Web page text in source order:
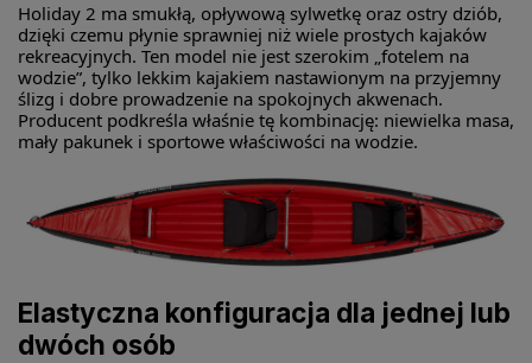
Holiday 2 ma smukłą, opływową sylwetkę oraz ostry dziób,
dzięki czemu płynie sprawniej niż wiele prostych kajaków
rekreacyjnych. Ten model nie jest szerokim „fotelem na
wodzie”, tylko lekkim kajakiem nastawionym na przyjemny
ślizg i dobre prowadzenie na spokojnych akwenach.
Producent podkreśla właśnie tę kombinację: niewielka masa,
mały pakunek i sportowe właściwości na wodzie.
Elastyczna konfiguracja dla jednej lub
dwóch osób